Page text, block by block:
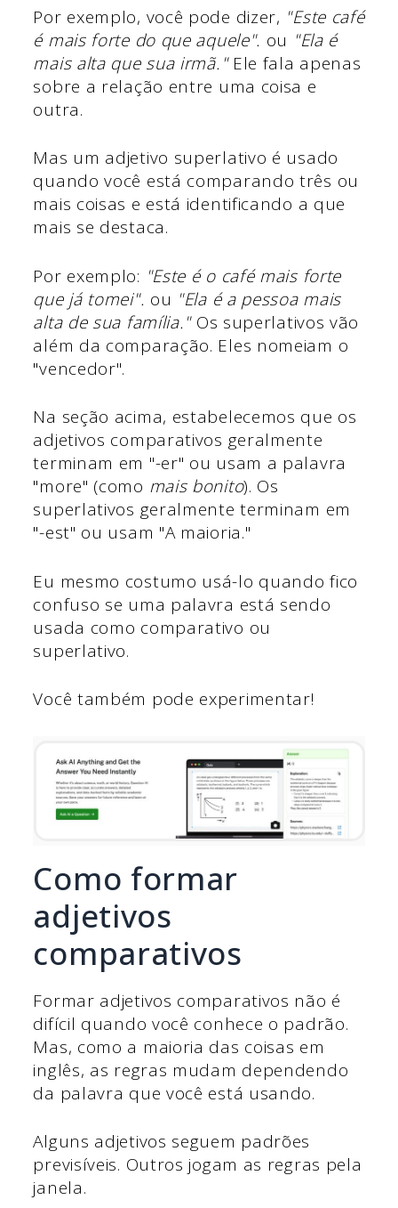
Por exemplo, você pode dizer, "Este café
é mais forte do que aquele". ou "Ela é
mais alta que sua irmã."Ele fala apenas
sobre a relação entre uma coisa e
outra.
Mas um adjetivo superlativo é usado
quando você está comparando três ou
mais coisas e está identificando a que
mais se destaca.
Por exemplo: "Este é o café mais forte
que já tomei". ou "Ela é a pessoa mais
alta de sua família."Os superlativos vão
além da comparação. Eles nomeiam o
"vencedor".
Na seção acima, estabelecemos que os
adjetivos comparativos geralmente
terminam em "-er" ou usam a palavra
"more" (como mais bonito). Os
superlativos geralmente terminam em
"-est" ou usam "A maioria."
Eu mesmo costumo usá-lo quando fico
confuso se uma palavra está sendo
usada como comparativo ou
superlativo.
Você também pode experimentar!
Como formar
adjetivos
comparativos
Formar adjetivos comparativos não é
difícil quando você conhece o padrão.
Mas, como a maioria das coisas em
inglês, as regras mudam dependendo
da palavra que você está usando.
Alguns adjetivos seguem padrões
previsíveis. Outros jogam as regras pela
janela.